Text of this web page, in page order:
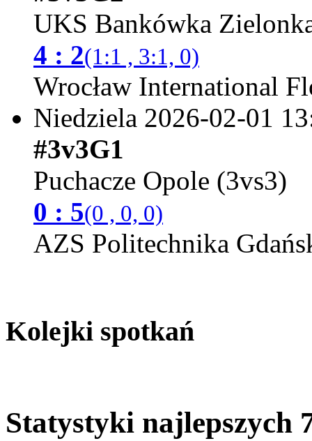
UKS Bankówka
4 : 2(1:1 , 3:1, 0)
Wrocław International
Niedziela 2026-02-01
#3v3G1
Puchacze Opole (3vs3)
0 : 5(0 , 0, 0)
AZS Politechnika
Kolejki spotkań
Statystyki najlepszych